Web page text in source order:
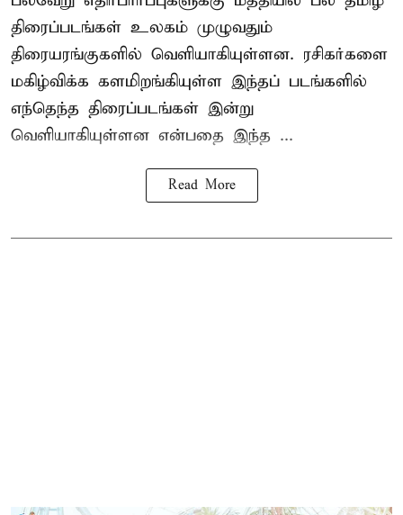
திரைப்படங்கள் உலகம் முழுவதும்
திரையரங்குகளில் வெளியாகியுள்ளன. ரசிகர்களை
மகிழ்விக்க களமிறங்கியுள்ள இந்தப் படங்களில்
எந்தெந்த திரைப்படங்கள் இன்று
வெளியாகியுள்ளன என்பதை இந்த ...
Read More